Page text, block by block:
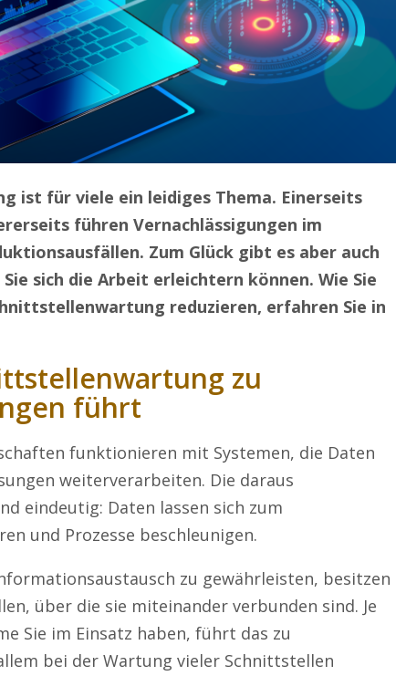
ist für viele ein leidiges Thema. Einerseits
führen Vernachlässigungen im
Zum Glück gibt es aber auch
sich die Arbeit erleichtern können. Wie Sie
reduzieren, erfahren Sie in
zu
führt
funktionieren mit Systemen, die Daten
weiterverarbeiten. Die daraus
eindeutig: Daten lassen sich zum
und Prozesse beschleunigen.
zu gewährleisten, besitzen
über die sie miteinander verbunden sind. Je
Sie im Einsatz haben, führt das zu
bei der Wartung vieler Schnittstellen